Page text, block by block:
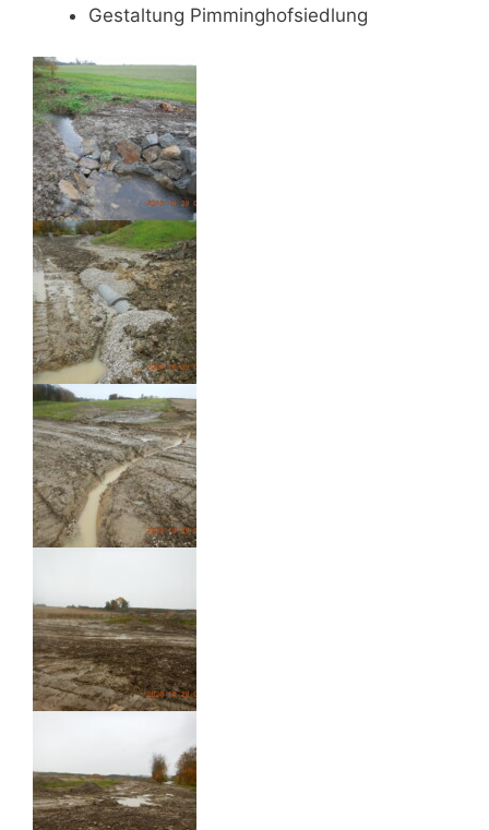
Gestaltung Pimminghofsiedlung